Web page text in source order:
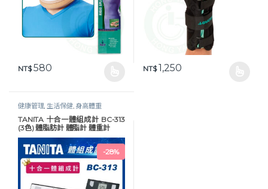
NT$580 NT$1,250
健康管理, 生活保健,身高體重
TANITA 十合一體組成計 BC-313
(3色) 體脂肪計 體脂計 體重計
-28%